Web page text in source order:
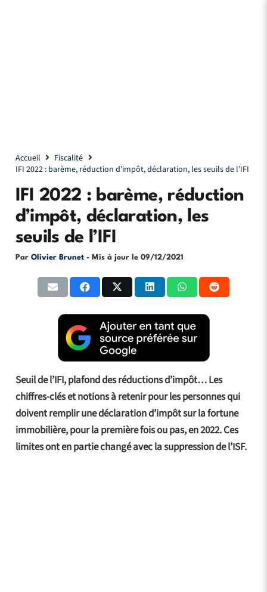
Accueil
Fiscalité
IFI 2022 : barème, réduction d’impôt, déclaration, les seuils de l’IFI
IFI 2022 : barème, réduction
d’impôt, déclaration, les
seuils de l’IFI
Par Olivier Brunet - Mis à jour le 09/12/2021
Seuil de l’IFI, plafond des réductions d’impôt… Les
chiffres-clés et notions à retenir pour les personnes qui
doivent remplir une déclaration d’impôt sur la fortune
immobilière, pour la première fois ou pas, en 2022. Ces
limites ont en partie changé avec la suppression de l’ISF.